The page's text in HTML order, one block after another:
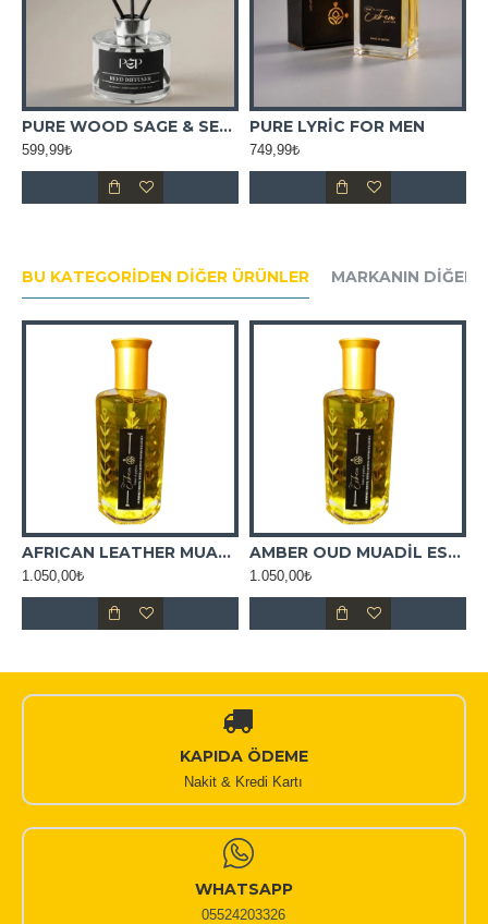
PURE WOOD SAGE & SEA SALT ORTAM KOKUSU
599,99₺
PURE LYRİC FOR MEN
749,99₺
BU KATEGORIDEN DIĞER ÜRÜNLER MARKANIN DIĞER
AFRICAN LEATHER MUADİL ESANS
1.050,00₺
AMBER OUD MUADİL ESANS
1.050,00₺
KAPIDA ÖDEME
Nakit & Kredi Kartı
WHATSAPP
05524203326